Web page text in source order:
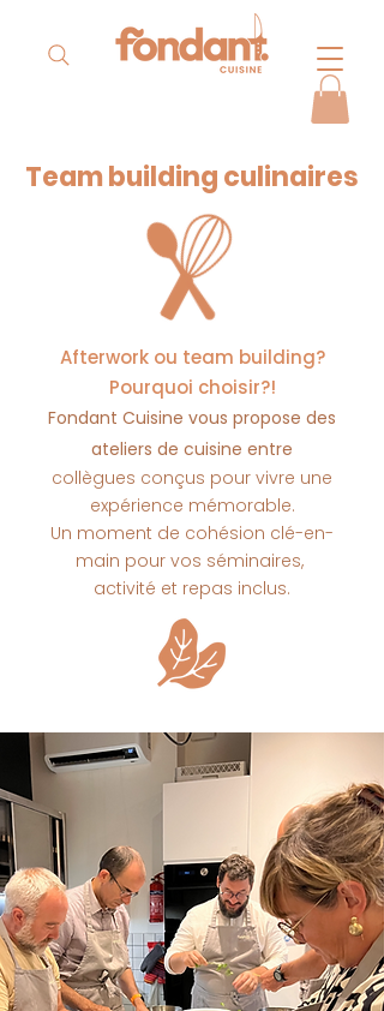
Team building culinaires
Afterwork ou team building?
Pourquoi choisir?!
Fondant Cuisine vous propose des
ateliers de cuisine entre
collègues conçus pour vivre une
expérience mémorable.
Un moment de cohésion clé-en-
main pour vos séminaires,
activité et repas inclus.